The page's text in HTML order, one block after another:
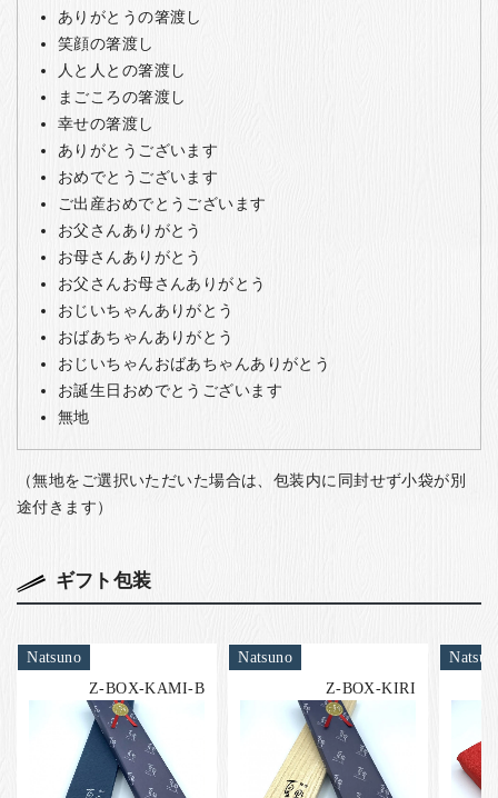
ありがとうの箸渡し
笑顔の箸渡し
人と人との箸渡し
まごころの箸渡し
幸せの箸渡し
ありがとうございます
おめでとうございます
ご出産おめでとうございます
お父さんありがとう
お母さんありがとう
お父さんお母さんありがとう
おじいちゃんありがとう
おばあちゃんありがとう
おじいちゃんおばあちゃんありがとう
お誕生日おめでとうございます
無地
（無地をご選択いただいた場合は、包装内に同封せず小袋が別
途付きます）
ギフト包装
Natsuno
Z-BOX-KAMI-B
Natsuno
Z-BOX-KIRI